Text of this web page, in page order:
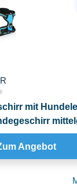
mit
Angebot